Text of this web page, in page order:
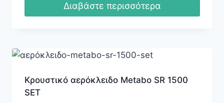
Διαβάστε περισσότερα
Κρουστικό αερόκλειδο Metabo SR 1500
SET